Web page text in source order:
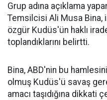
Grup adına açıklama
Temsilcisi Ali Musa Bina,
özgür Kudüs'ün haklı
toplandıklarını belirtti.
Bina, ABD'nin bu
olmuş Kudüs'ü savaş
amacı taşıdığına dikkati